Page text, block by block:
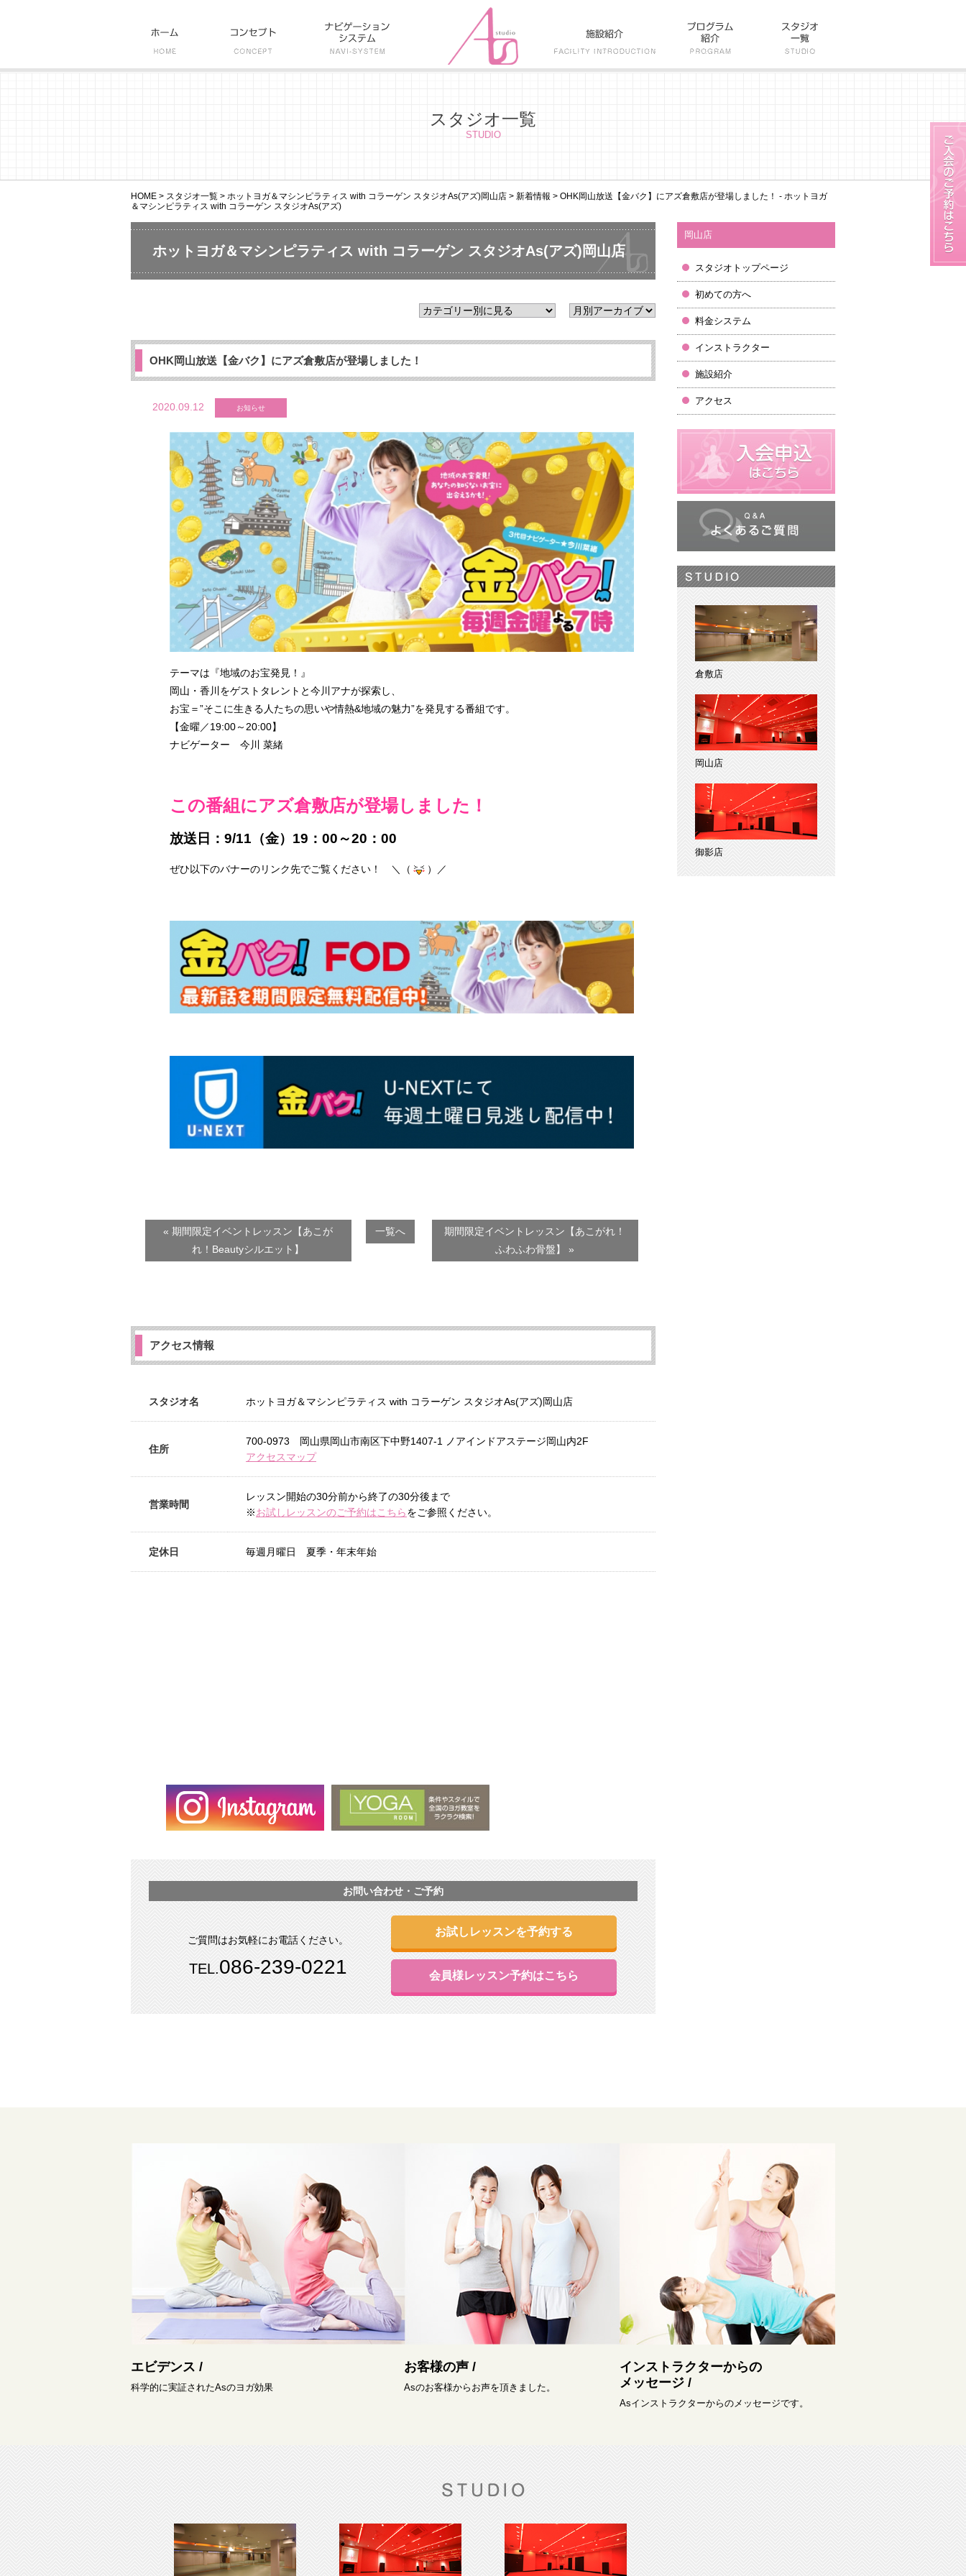
スタジオ一覧
STUDIO
HOME > スタジオ一覧 > ホットヨガ＆マシンピラティス with コラーゲン スタジオAs(アズ)岡山店 > 新着情報 > OHK岡山放送【金バク】にアズ倉敷店が登場しました！ - ホットヨガ
＆マシンピラティス with コラーゲン スタジオAs(アズ)
ホットヨガ＆マシンピラティス with コラーゲン スタジオAs(アズ)岡山店
OHK岡山放送【金バク】にアズ倉敷店が登場しました！
2020.09.12 お知らせ
テーマは『地域のお宝発見！』
岡山・香川をゲストタレントと今川アナが探索し、
お宝＝”そこに生きる人たちの思いや情熱&地域の魅力”を発見する番組です。
【金曜／19:00～20:00】
ナビゲーター 今川 菜緒
この番組にアズ倉敷店が登場しました！
放送日：9/11（金）19：00～20：00
ぜひ以下のバナーのリンク先でご覧ください！ ＼（ ）／
« 期間限定イベントレッスン【あこが
れ！Beautyシルエット】
一覧へ
期間限定イベントレッスン【あこがれ！
ふわふわ骨盤】 »
アクセス情報
スタジオ名 ホットヨガ＆マシンピラティス with コラーゲン スタジオAs(アズ)岡山店
住所
700-0973 岡山県岡山市南区下中野1407-1 ノアインドアステージ岡山内2F
アクセスマップ
営業時間
レッスン開始の30分前から終了の30分後まで
※お試しレッスンのご予約はこちらをご参照ください。
定休日 毎週月曜日 夏季・年末年始
お問い合わせ・ご予約
ご質問はお気軽にお電話ください。
TEL.086-239-0221
お試しレッスンを予約する
会員様レッスン予約はこちら
岡山店
スタジオトップページ
初めての方へ
料金システム
インストラクター
施設紹介
アクセス
倉敷店
岡山店
御影店
エビデンス /
科学的に実証されたAsのヨガ効果
お客様の声 /
Asのお客様からお声を頂きました。
インストラクターからの
メッセージ /
Asインストラクターからのメッセージです。